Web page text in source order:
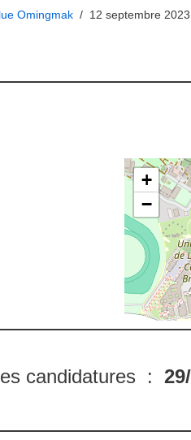
Omingmak 12 septembre 2023
+
−
candidatures :29